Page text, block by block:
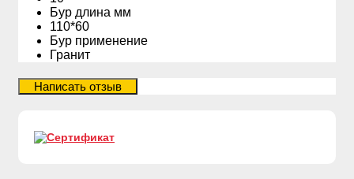
Бур длина мм
110*60
Бур применение
Гранит